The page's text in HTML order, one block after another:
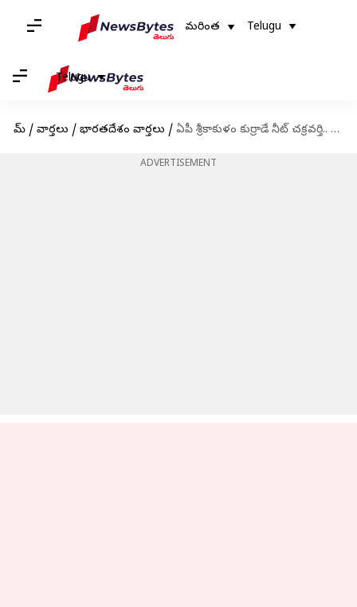
మరింత Telugu
Telugu
హోమ్ / వార్తలు / భారతదేశం వార్తలు / ఏపీ శ్రీకాకుళం కుర్రాడే నీట్‌ చక్రవర్తి.. దేశంలోనే ప్రథమ ర్యాంక్‌
ADVERTISEMENT